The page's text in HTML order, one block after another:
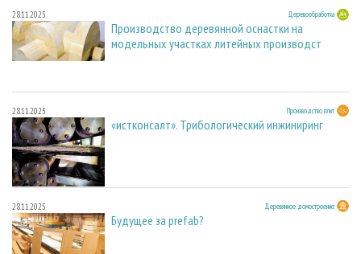
28.11.2025 Деревообработка
Производство деревянной оснастки на
модельных участках литейных производст
28.11.2025 Производство плит
«истконсалт». Трибологический инжиниринг
28.11.2025 Деревянное домостроение
Будущее за prefab?